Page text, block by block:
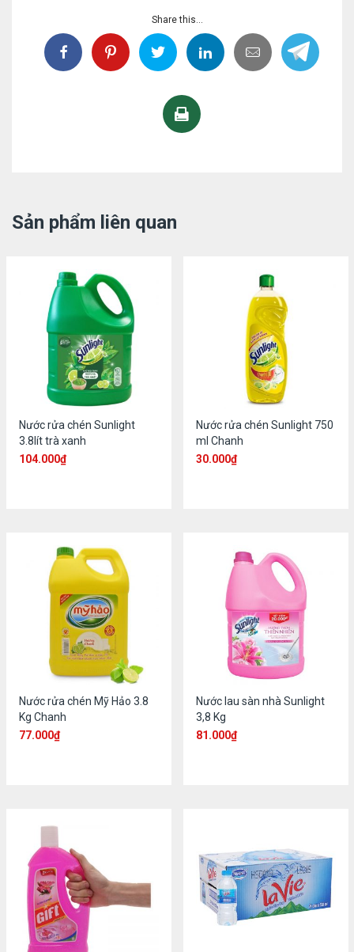
Share this...
Sản phẩm liên quan
Nước rửa chén Sunlight
3.8lít trà xanh
104.000₫
Nước rửa chén Sunlight 750
ml Chanh
30.000₫
Nước rửa chén Mỹ Hảo 3.8
Kg Chanh
77.000₫
Nước lau sàn nhà Sunlight
3,8 Kg
81.000₫